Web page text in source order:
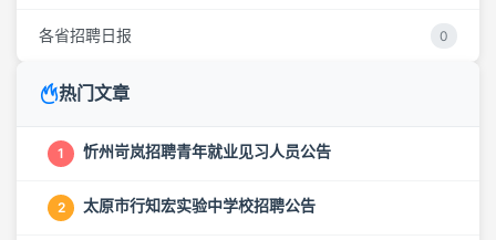
各省招聘日报 0
热门文章
1 忻州岢岚招聘青年就业见习人员公告
2 太原市行知宏实验中学校招聘公告